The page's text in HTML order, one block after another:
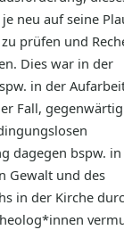
neu auf seine
prüfen und
Dies war in der
in der
Fall,
dagegen bspw.
Gewalt und des
in der Kirche